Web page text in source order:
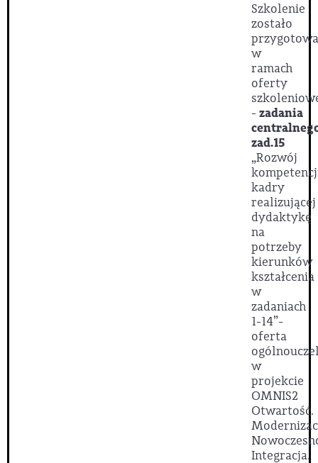
Szkolenie
zostało
w
ramach
oferty
-zadania
zad.15
„Rozwój
kadry
realizującej
dydaktykę
na
potrzeby
kierunków
kształcenia
w
zadaniach
1-14”-
oferta
w
projekcie
OMNIS2
Otwartość.
Integracja.